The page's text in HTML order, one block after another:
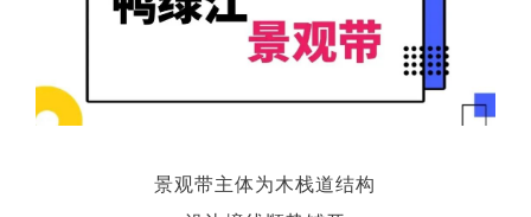
景观带主体为木栈道结构